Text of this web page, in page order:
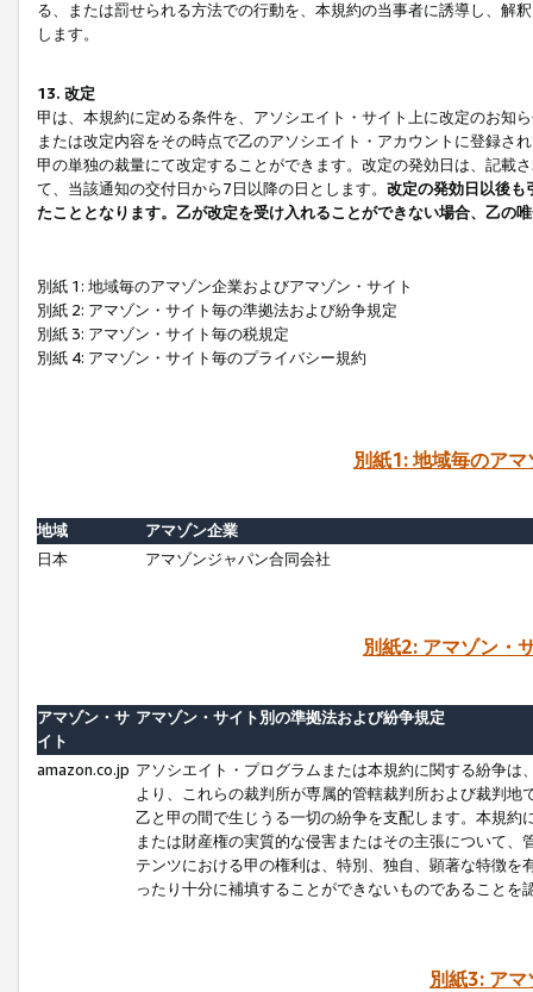
る、または罰せられる方法での行動を、本規約の当事者に誘導し、解
します。
13. 改定
甲は、本規約に定める条件を、アソシエイト・サイト上に改定のお知
または改定内容をその時点で乙のアソシエイト・アカウントに登録さ
甲の単独の裁量にて改定することができます。改定の発効日は、記載
て、当該通知の交付日から7日以降の日とします。 改定の発効日以後も
たこととなります。乙が改定を受け入れることができない場合、乙の
別紙 1: 地域毎のアマゾン企業およびアマゾン・サイト
別紙 2: アマゾン・サイト毎の準拠法および紛争規定
別紙 3: アマゾン・サイト毎の税規定
別紙 4: アマゾン・サイト毎のプライバシー規約
別紙1: 地域毎のア
地域
アマゾン企業
日本
アマゾンジャパン合同会社
別紙2: アマゾン・
アマゾン・サ
イト
アマゾン・サイト別の準拠法および紛争規定
amazon.co.jp アソシエイト・プログラムまたは本規約に関する紛争
より、これらの裁判所が専属的管轄裁判所および裁判
乙と甲の間で生じうる一切の紛争を支配します。本規
または財産権の実質的な侵害またはその主張について
テンツにおける甲の権利は、特別、独自、顕著な特徴
ったり十分に補填することができないものであることを
別紙3: ア